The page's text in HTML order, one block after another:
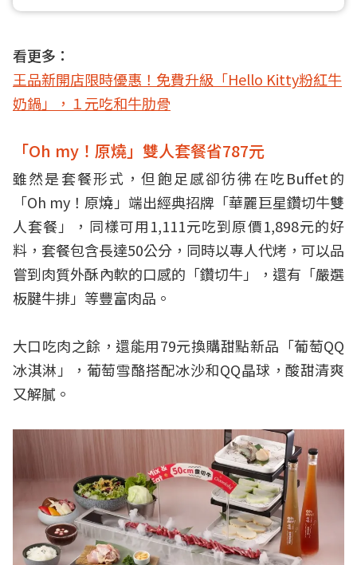
看更多：
王品新開店限時優惠！免費升級「Hello Kitty粉紅牛
奶鍋」，１元吃和牛肋骨
「Oh my！原燒」雙人套餐省787元
雖然是套餐形式，但飽足感卻彷彿在吃Buffet的
「Oh my！原燒」端出經典招牌「華麗巨星鑽切牛雙
人套餐」，同樣可用1,111元吃到原價1,898元的好
料，套餐包含長達50公分，同時以專人代烤，可以品
嘗到肉質外酥內軟的口感的「鑽切牛」，還有「嚴選
板腱牛排」等豐富肉品。
大口吃肉之餘，還能用79元換購甜點新品「葡萄QQ
冰淇淋」，葡萄雪酪搭配冰沙和QQ晶球，酸甜清爽
又解膩。